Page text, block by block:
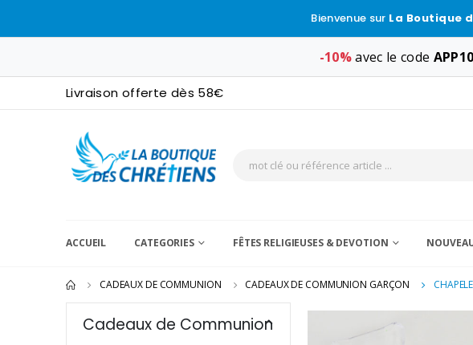
Bienvenue sur La Boutique
-10%avec le code APP10
Livraison offerte dès 58€
ACCUEIL CATEGORIES FÊTES RELIGIEUSES & DEVOTION
CADEAUX DE COMMUNION CADEAUX DE COMMUNION GARÇON
Cadeaux de Communion